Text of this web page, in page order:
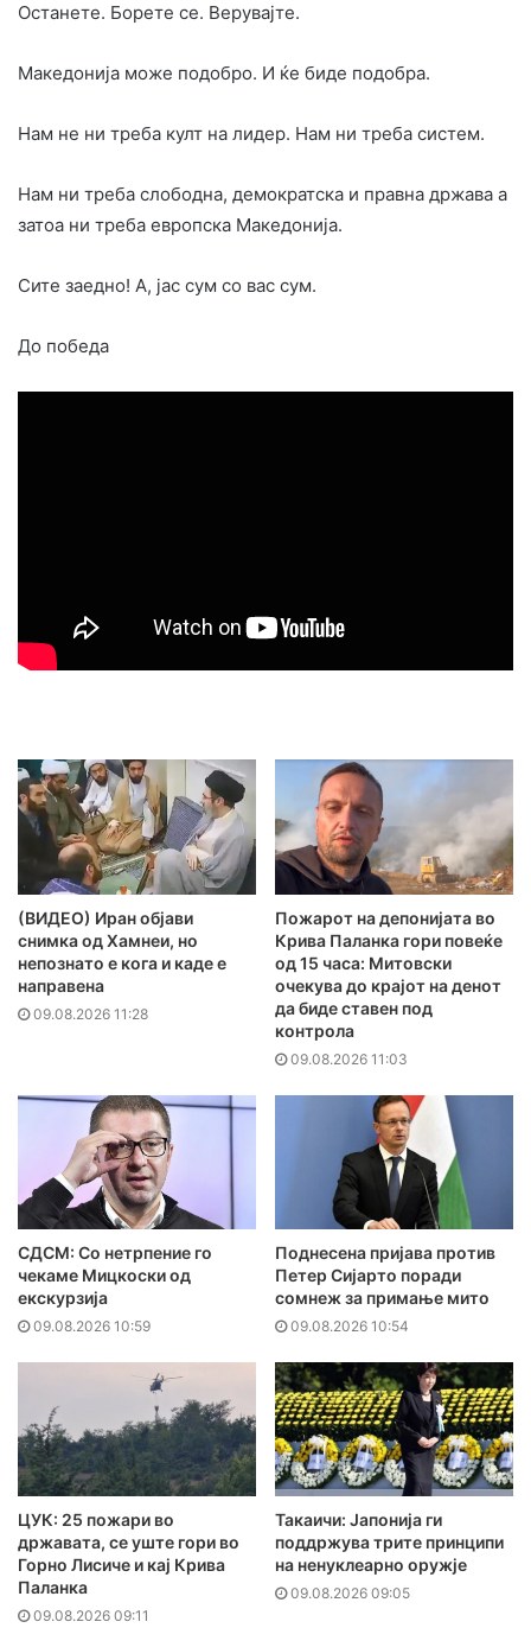
Останете. Борете се. Верувајте.
Македонија може подобро. И ќе биде подобра.
Нам не ни треба култ на лидер. Нам ни треба систем.
Нам ни треба слободна, демократска и правна држава а
затоа ни треба европска Македонија.
Сите заедно! А, јас сум со вас сум.
До победа
(ВИДЕО) Иран објави
снимка од Хамнеи, но
непознато е кога и каде е
направена
09.08.2026 11:28
Пожарот на депонијата во
Крива Паланка гори повеќе
од 15 часа: Митовски
очекува до крајот на денот
да биде ставен под
контрола
09.08.2026 11:03
СДСМ: Со нетрпение го
чекаме Мицкоски од
екскурзија
09.08.2026 10:59
Поднесена пријава против
Петер Сијарто поради
сомнеж за примање мито
09.08.2026 10:54
ЦУК: 25 пожари во
државата, се уште гори во
Горно Лисиче и кај Крива
Паланка
09.08.2026 09:11
Такаичи: Јапонија ги
поддржува трите принципи
на ненуклеарно оружје
09.08.2026 09:05